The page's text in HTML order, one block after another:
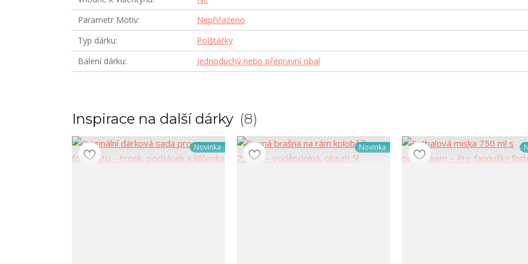
Parametr Motiv
Nepřiřazeno
Typ dárku
Polštářky
Balení dárku
Jednoduchý nebo přepravní obal
Inspirace na další dárky 8
Novinka Novinka